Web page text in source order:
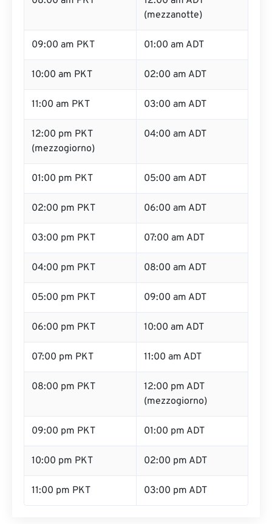
(mezzanotte)
09:00 am PKT 01:00 am ADT
10:00 am PKT 02:00 am ADT
11:00 am PKT 03:00 am ADT
12:00 pm PKT
(mezzogiorno)
04:00 am ADT
01:00 pm PKT 05:00 am ADT
02:00 pm PKT 06:00 am ADT
03:00 pm PKT 07:00 am ADT
04:00 pm PKT 08:00 am ADT
05:00 pm PKT 09:00 am ADT
06:00 pm PKT 10:00 am ADT
07:00 pm PKT 11:00 am ADT
08:00 pm PKT
12:00 pm ADT
(mezzogiorno)
09:00 pm PKT 01:00 pm ADT
10:00 pm PKT 02:00 pm ADT
11:00 pm PKT 03:00 pm ADT